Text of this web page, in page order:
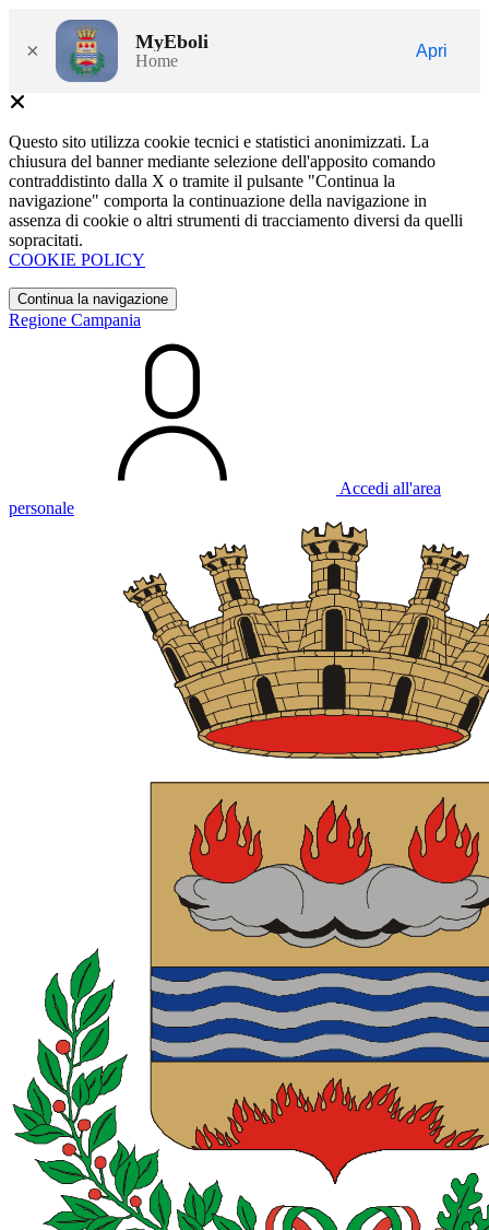
× MyEboli
Home
Apri
Questo sito utilizza cookie tecnici e statistici anonimizzati. La
chiusura del banner mediante selezione dell'apposito comando
contraddistinto dalla X o tramite il pulsante "Continua la
navigazione" comporta la continuazione della navigazione in
assenza di cookie o altri strumenti di tracciamento diversi da quelli
sopracitati.
COOKIE POLICY
Continua la navigazione
Regione Campania
Accedi all'area
personale